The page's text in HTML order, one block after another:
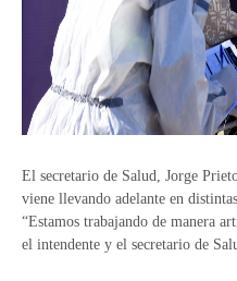
El secretario de Salud, Jorge
viene llevando adelante en
“Estamos trabajando de manera
el intendente y el secretario de